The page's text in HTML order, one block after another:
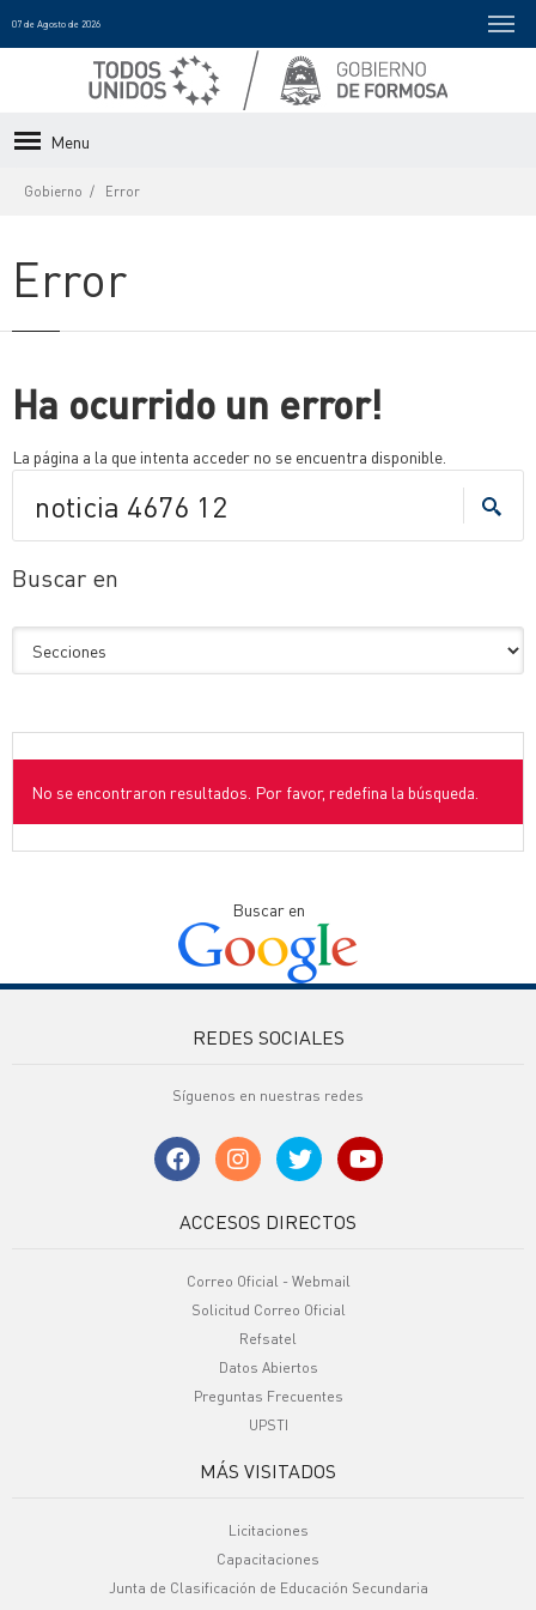
07 de Agosto de 2026
Menu
Gobierno Error
Error
Ha ocurrido un error!
La página a la que intenta acceder no se encuentra disponible.
Buscar en
No se encontraron resultados. Por favor, redefina la búsqueda.
Buscar en
REDES SOCIALES
Síguenos en nuestras redes
ACCESOS DIRECTOS
Correo Oficial - Webmail
Solicitud Correo Oficial
Refsatel
Datos Abiertos
Preguntas Frecuentes
UPSTI
MÁS VISITADOS
Licitaciones
Capacitaciones
Junta de Clasificación de Educación Secundaria